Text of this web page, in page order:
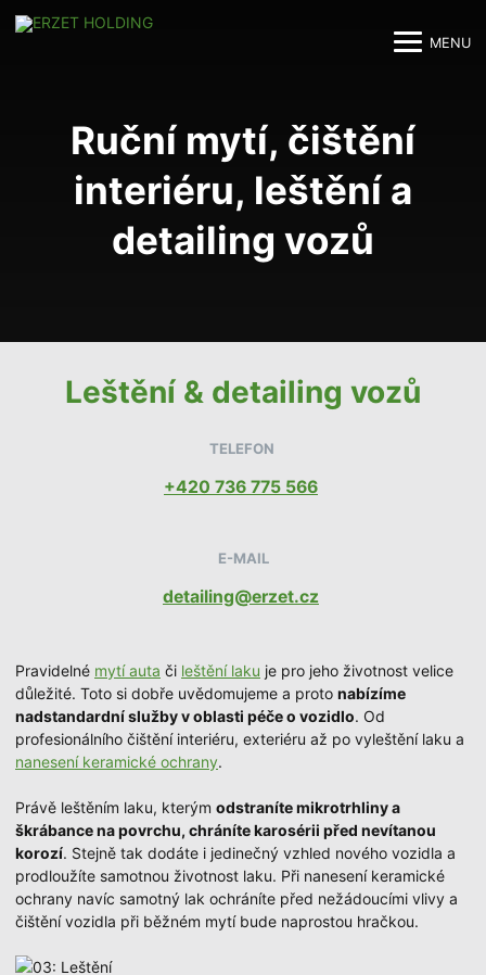
MENU
Ruční mytí, čištění
interiéru, leštění a
detailing vozů
Leštění & detailing vozů
TELEFON
+420 736 775 566
E-MAIL
detailing@erzet.cz
Pravidelné mytí auta či leštění laku je pro jeho životnost velice
důležité. Toto si dobře uvědomujeme a proto nabízíme
nadstandardní služby v oblasti péče o vozidlo. Od
profesionálního čištění interiéru, exteriéru až po vyleštění laku a
nanesení keramické ochrany.
Právě leštěním laku, kterým odstraníte mikrotrhliny a
škrábance na povrchu, chráníte karosérii před nevítanou
korozí. Stejně tak dodáte i jedinečný vzhled nového vozidla a
prodloužíte samotnou životnost laku. Při nanesení keramické
ochrany navíc samotný lak ochráníte před nežádoucími vlivy a
čištění vozidla při běžném mytí bude naprostou hračkou.